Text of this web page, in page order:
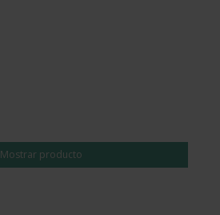
Mostrar producto